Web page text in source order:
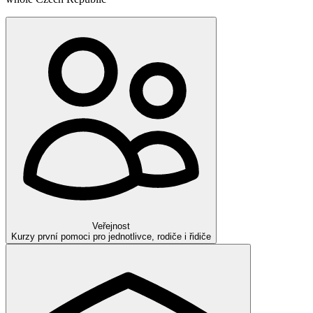
Veřejnost
Kurzy první pomoci pro jednotlivce, rodiče i řidiče